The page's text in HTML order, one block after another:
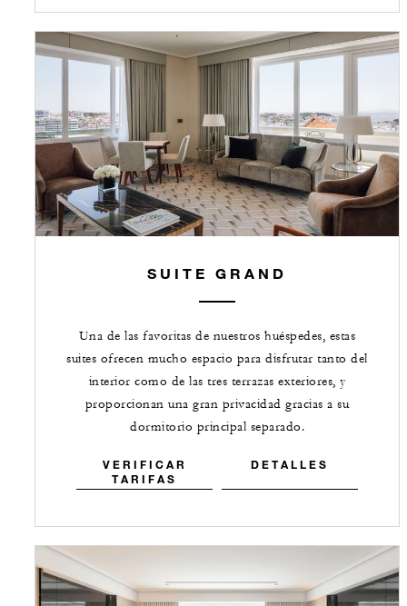
SUITE GRAND
Una de las favoritas de nuestros huéspedes, estas
suites ofrecen mucho espacio para disfrutar tanto del
interior como de las tres terrazas exteriores, y
proporcionan una gran privacidad gracias a su
dormitorio principal separado.
VERIFICAR
TARIFAS
DETALLES